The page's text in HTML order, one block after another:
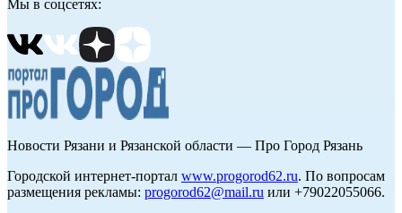
Мы в соцсетях:
Новости Рязани и Рязанской области — Про Город Рязань
Городской интернет-портал www.progorod62.ru. По вопросам
размещения рекламы: progorod62@mail.ru или +79022055066.